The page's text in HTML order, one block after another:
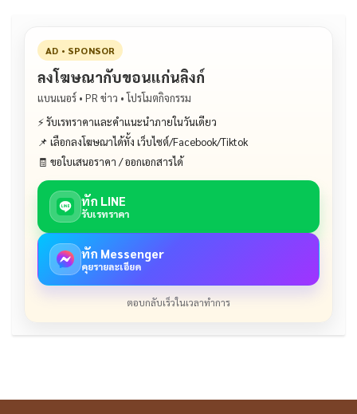
AD • SPONSOR
ลงโฆษณากับขอนแก่นลิงก์
แบนเนอร์ • PR ข่าว • โปรโมตกิจกรรม
⚡ รับเรทราคาและคำแนะนำภายในวันเดียว
📌 เลือกลงโฆษณาได้ทั้ง เว็บไซต์/Facebook/Tiktok
🧾 ขอใบเสนอราคา / ออกเอกสารได้
ทัก LINE
รับเรทราคา
ทัก Messenger
คุยรายละเอียด
ตอบกลับเร็วในเวลาทำการ